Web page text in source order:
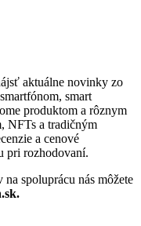
aktuálne novinky zo
smart
produktom a rôznym
NFTs a tradičným
a cenové
pri rozhodovaní.
spoluprácu nás môžete